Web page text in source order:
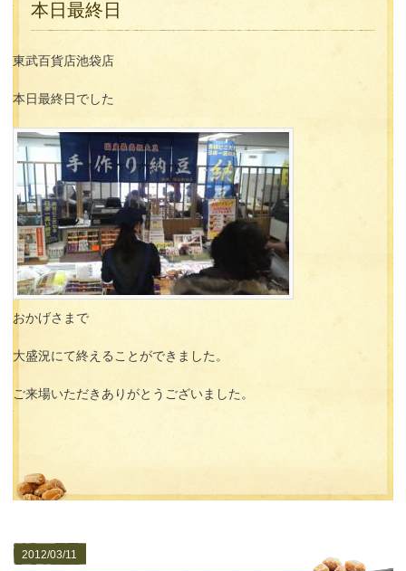
本日最終日
東武百貨店池袋店
本日最終日でした
おかげさまで
大盛況にて終えることができました。
ご来場いただきありがとうございました。
2012/03/11